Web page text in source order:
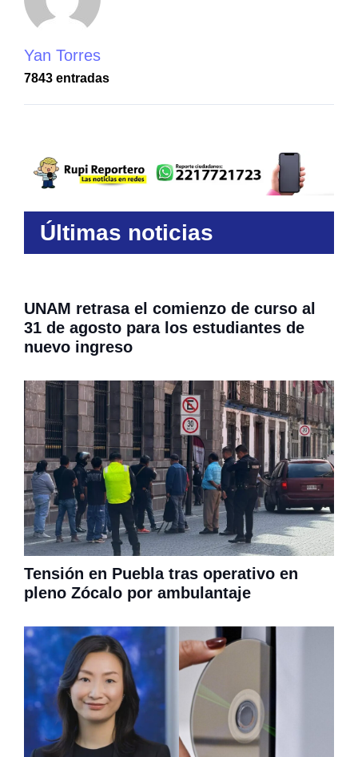
Yan Torres
7843 entradas
Últimas noticias
UNAM retrasa el comienzo de curso al
31 de agosto para los estudiantes de
nuevo ingreso
Tensión en Puebla tras operativo en
pleno Zócalo por ambulantaje